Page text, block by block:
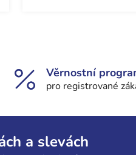
Věrnostní
pro registrované
a slevách